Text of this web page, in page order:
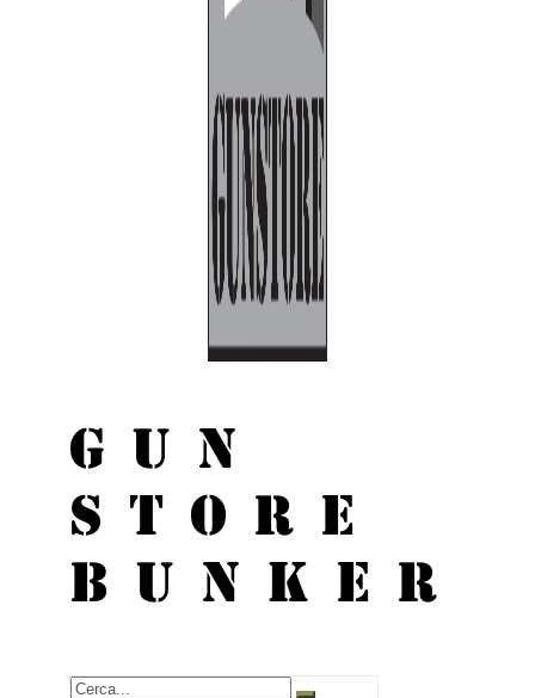
GUN
STORE
BUNKER